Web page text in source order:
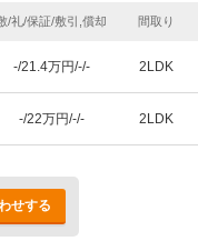
/礼/保証/敷引,償却 間取り
-/21.4万円/-/- 2LDK
-/22万円/-/- 2LDK
せする